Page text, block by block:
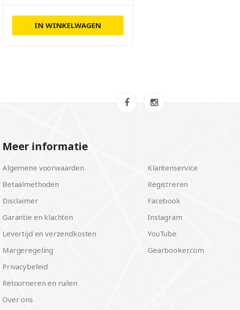
IN WINKELWAGEN
Meer informatie
Algemene voorwaarden
Betaalmethoden
Disclaimer
Garantie en klachten
Levertijd en verzendkosten
Margeregeling
Privacybeleid
Retourneren en ruilen
Over ons
Klantenservice
Registreren
Facebook
Instagram
YouTube
Gearbooker.com